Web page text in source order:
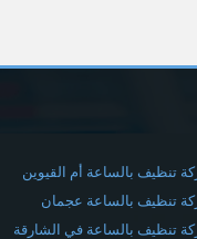
تنظيف بالساعة أم القيوين
تنظيف بالساعة عجمان
تنظيف بالساعة في الشارقة